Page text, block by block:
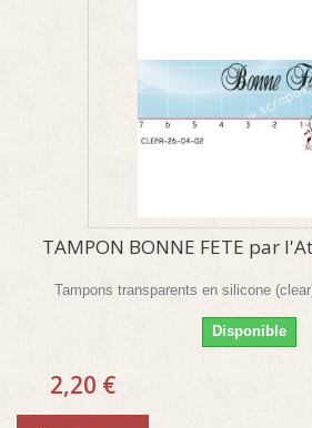
TAMPON BONNE FETE par
Tampons transparents en silicone
Disponible
2,20 €